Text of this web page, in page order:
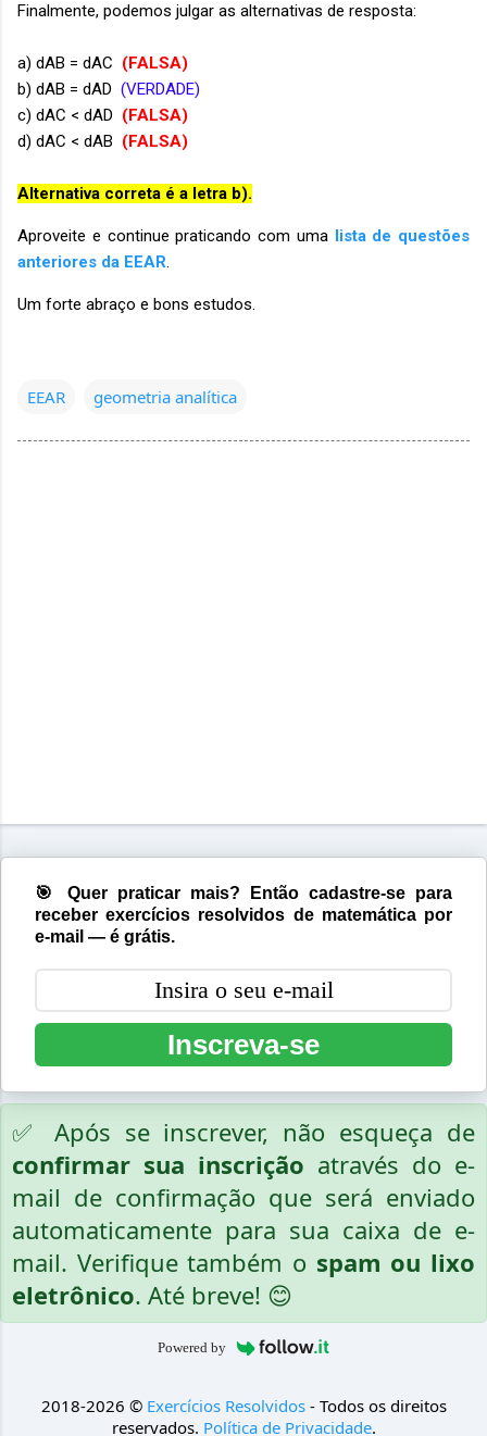
Finalmente, podemos julgar as alternativas de resposta:
a) dAB = dAC (FALSA)
b) dAB = dAD (VERDADE)
c) dAC < dAD (FALSA)
d) dAC < dAB (FALSA)
Alternativa correta é a letra b).
Aproveite e continue praticando com uma lista de questões
anteriores da EEAR.
Um forte abraço e bons estudos.
EEAR geometria analítica
🎯 Quer praticar mais? Então cadastre-se para
receber exercícios resolvidos de matemática por
e-mail — é grátis.
Inscreva-se
✅ Após se inscrever, não esqueça de
confirmar sua inscrição através do e-
mail de confirmação que será enviado
automaticamente para sua caixa de e-
mail. Verifique também o spam ou lixo
eletrônico. Até breve! 😊
Powered by
2018-2026 © Exercícios Resolvidos- Todos os direitos
reservados. Política de Privacidade.